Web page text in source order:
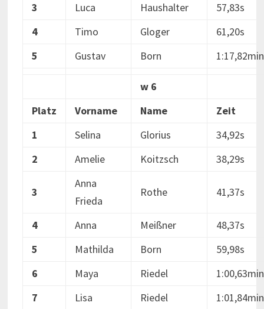
3
Luca Haushalter
57,83s
4
Timo Gloger
61,20s
5
Gustav Born 1:17,82min
w 6
Platz
Vorname Name
Zeit
1
Selina Glorius
34,92s
2
Amelie Koitzsch 38,29s
3
Anna
Frieda
Rothe 41,37s
4 Anna Meißner
48,37s
5
Mathilda Born
59,98s
6
Maya Riedel
1:00,63min
7
Lisa Riedel 1:01,84min